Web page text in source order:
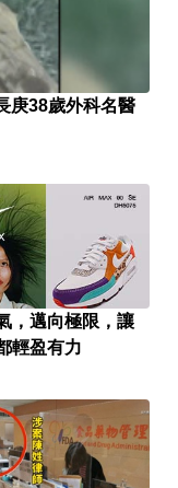
庚38歲外科名醫
，邁向極限，讓
輕盈有力